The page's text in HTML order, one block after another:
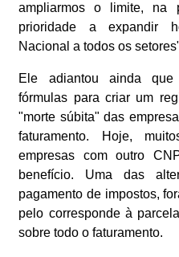
ampliarmos o limite, na
prioridade a expandir
Nacional a todos os
Ele adiantou ainda que
fórmulas para criar um
"morte súbita" das
faturamento. Hoje,
empresas com outro
benefício. Uma das
pagamento de impostos,
pelo corresponde à
sobre todo o faturamento.